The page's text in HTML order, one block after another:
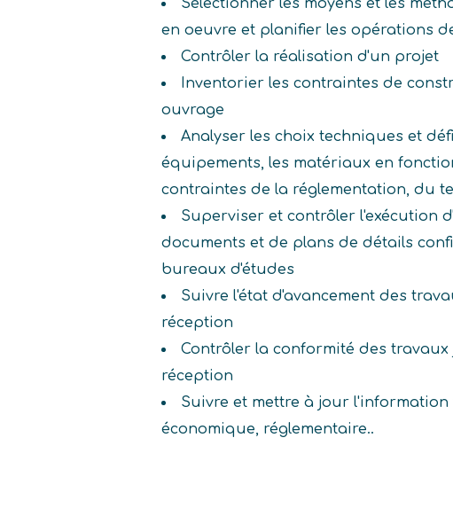
Sélectionner les moyens et les
en oeuvre et planifier les opérations
Contrôler la réalisation d'un projet
Inventorier les contraintes de
ouvrage
Analyser les choix techniques et
équipements, les matériaux en
contraintes de la réglementation, du
Superviser et contrôler l'exécution
documents et de plans de détails
bureaux d'études
Suivre l'état d'avancement des
réception
Contrôler la conformité des travaux
réception
Suivre et mettre à jour l'information
économique, réglementaire..